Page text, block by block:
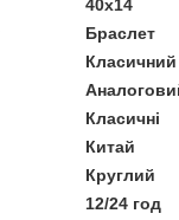
40х14
Браслет
Класичний
Класичні
Китай
Круглий
12/24 год